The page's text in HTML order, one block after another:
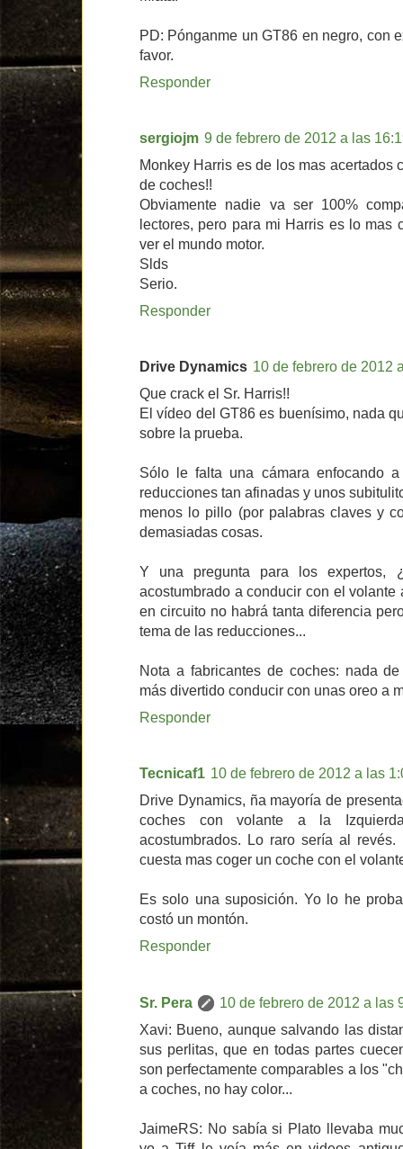
PD: Pónganme un GT86 en negro, con
favor.
Responder
sergiojm 9 de febrero de 2012 a las
Monkey Harris es de los mas acertados
de coches!!
Obviamente nadie va ser 100%
lectores, pero para mi Harris es lo mas
ver el mundo motor.
Slds
Serio.
Responder
Drive Dynamics 10 de febrero de 2012
Que crack el Sr. Harris!!
El vídeo del GT86 es buenísimo, nada
sobre la prueba.
Sólo le falta una cámara enfocando
reducciones tan afinadas y unos
menos lo pillo (por palabras claves y
demasiadas cosas.
Y una pregunta para los expertos,
acostumbrado a conducir con el
en circuito no habrá tanta diferencia
tema de las reducciones...
Nota a fabricantes de coches: nada
más divertido conducir con unas oreo a
Responder
Tecnicaf1 10 de febrero de 2012 a las
Drive Dynamics, ña mayoría de
coches con volante a la
acostumbrados. Lo raro sería al
cuesta mas coger un coche con el
Es solo una suposición. Yo lo he
costó un montón.
Responder
Sr. Pera
10 de febrero de 2012 a las
Xavi: Bueno, aunque salvando las
sus perlitas, que en todas partes
son perfectamente comparables a los
a coches, no hay color...
JaimeRS: No sabía si Plato llevaba